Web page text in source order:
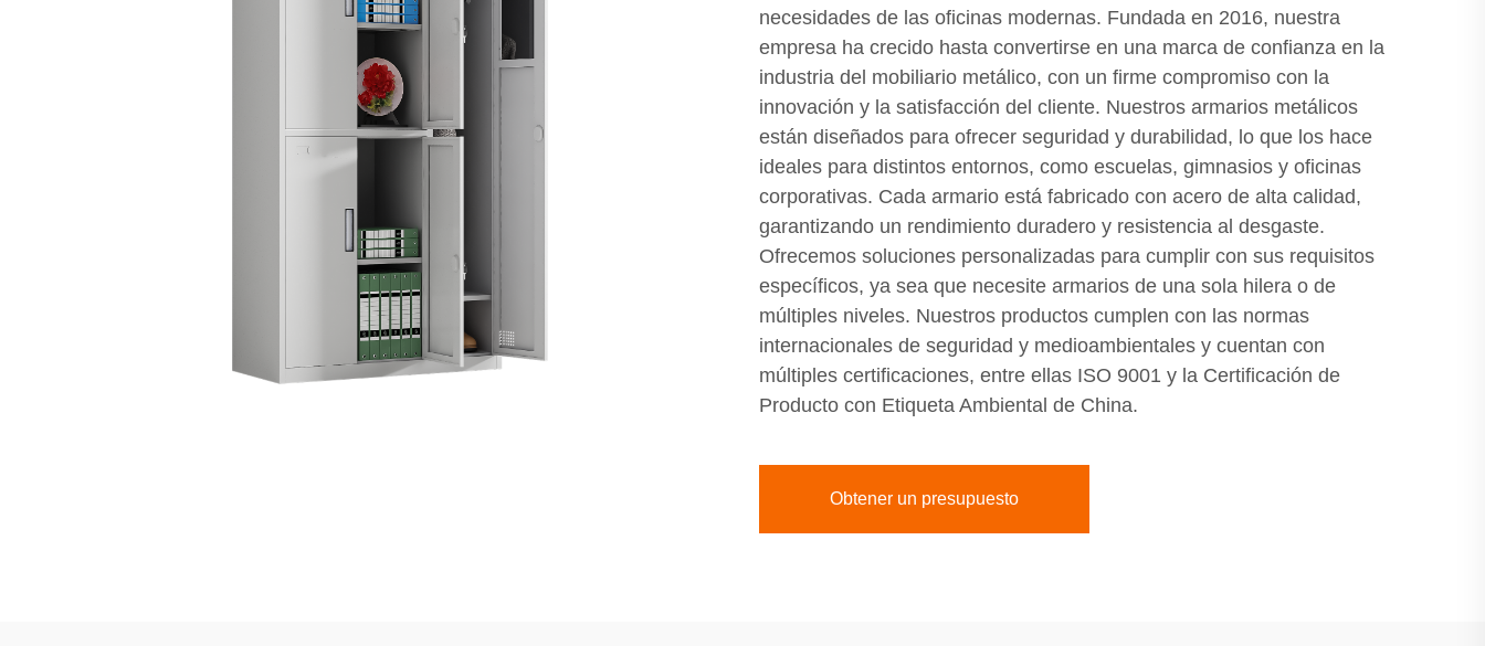
necesidades de las oficinas modernas. Fundada en 2016, nuestra
empresa ha crecido hasta convertirse en una marca de confianza en la
industria del mobiliario metálico, con un firme compromiso con la
innovación y la satisfacción del cliente. Nuestros armarios metálicos
están diseñados para ofrecer seguridad y durabilidad, lo que los hace
ideales para distintos entornos, como escuelas, gimnasios y oficinas
corporativas. Cada armario está fabricado con acero de alta calidad,
garantizando un rendimiento duradero y resistencia al desgaste.
Ofrecemos soluciones personalizadas para cumplir con sus requisitos
específicos, ya sea que necesite armarios de una sola hilera o de
múltiples niveles. Nuestros productos cumplen con las normas
internacionales de seguridad y medioambientales y cuentan con
múltiples certificaciones, entre ellas ISO 9001 y la Certificación de
Producto con Etiqueta Ambiental de China.
Obtener un presupuesto